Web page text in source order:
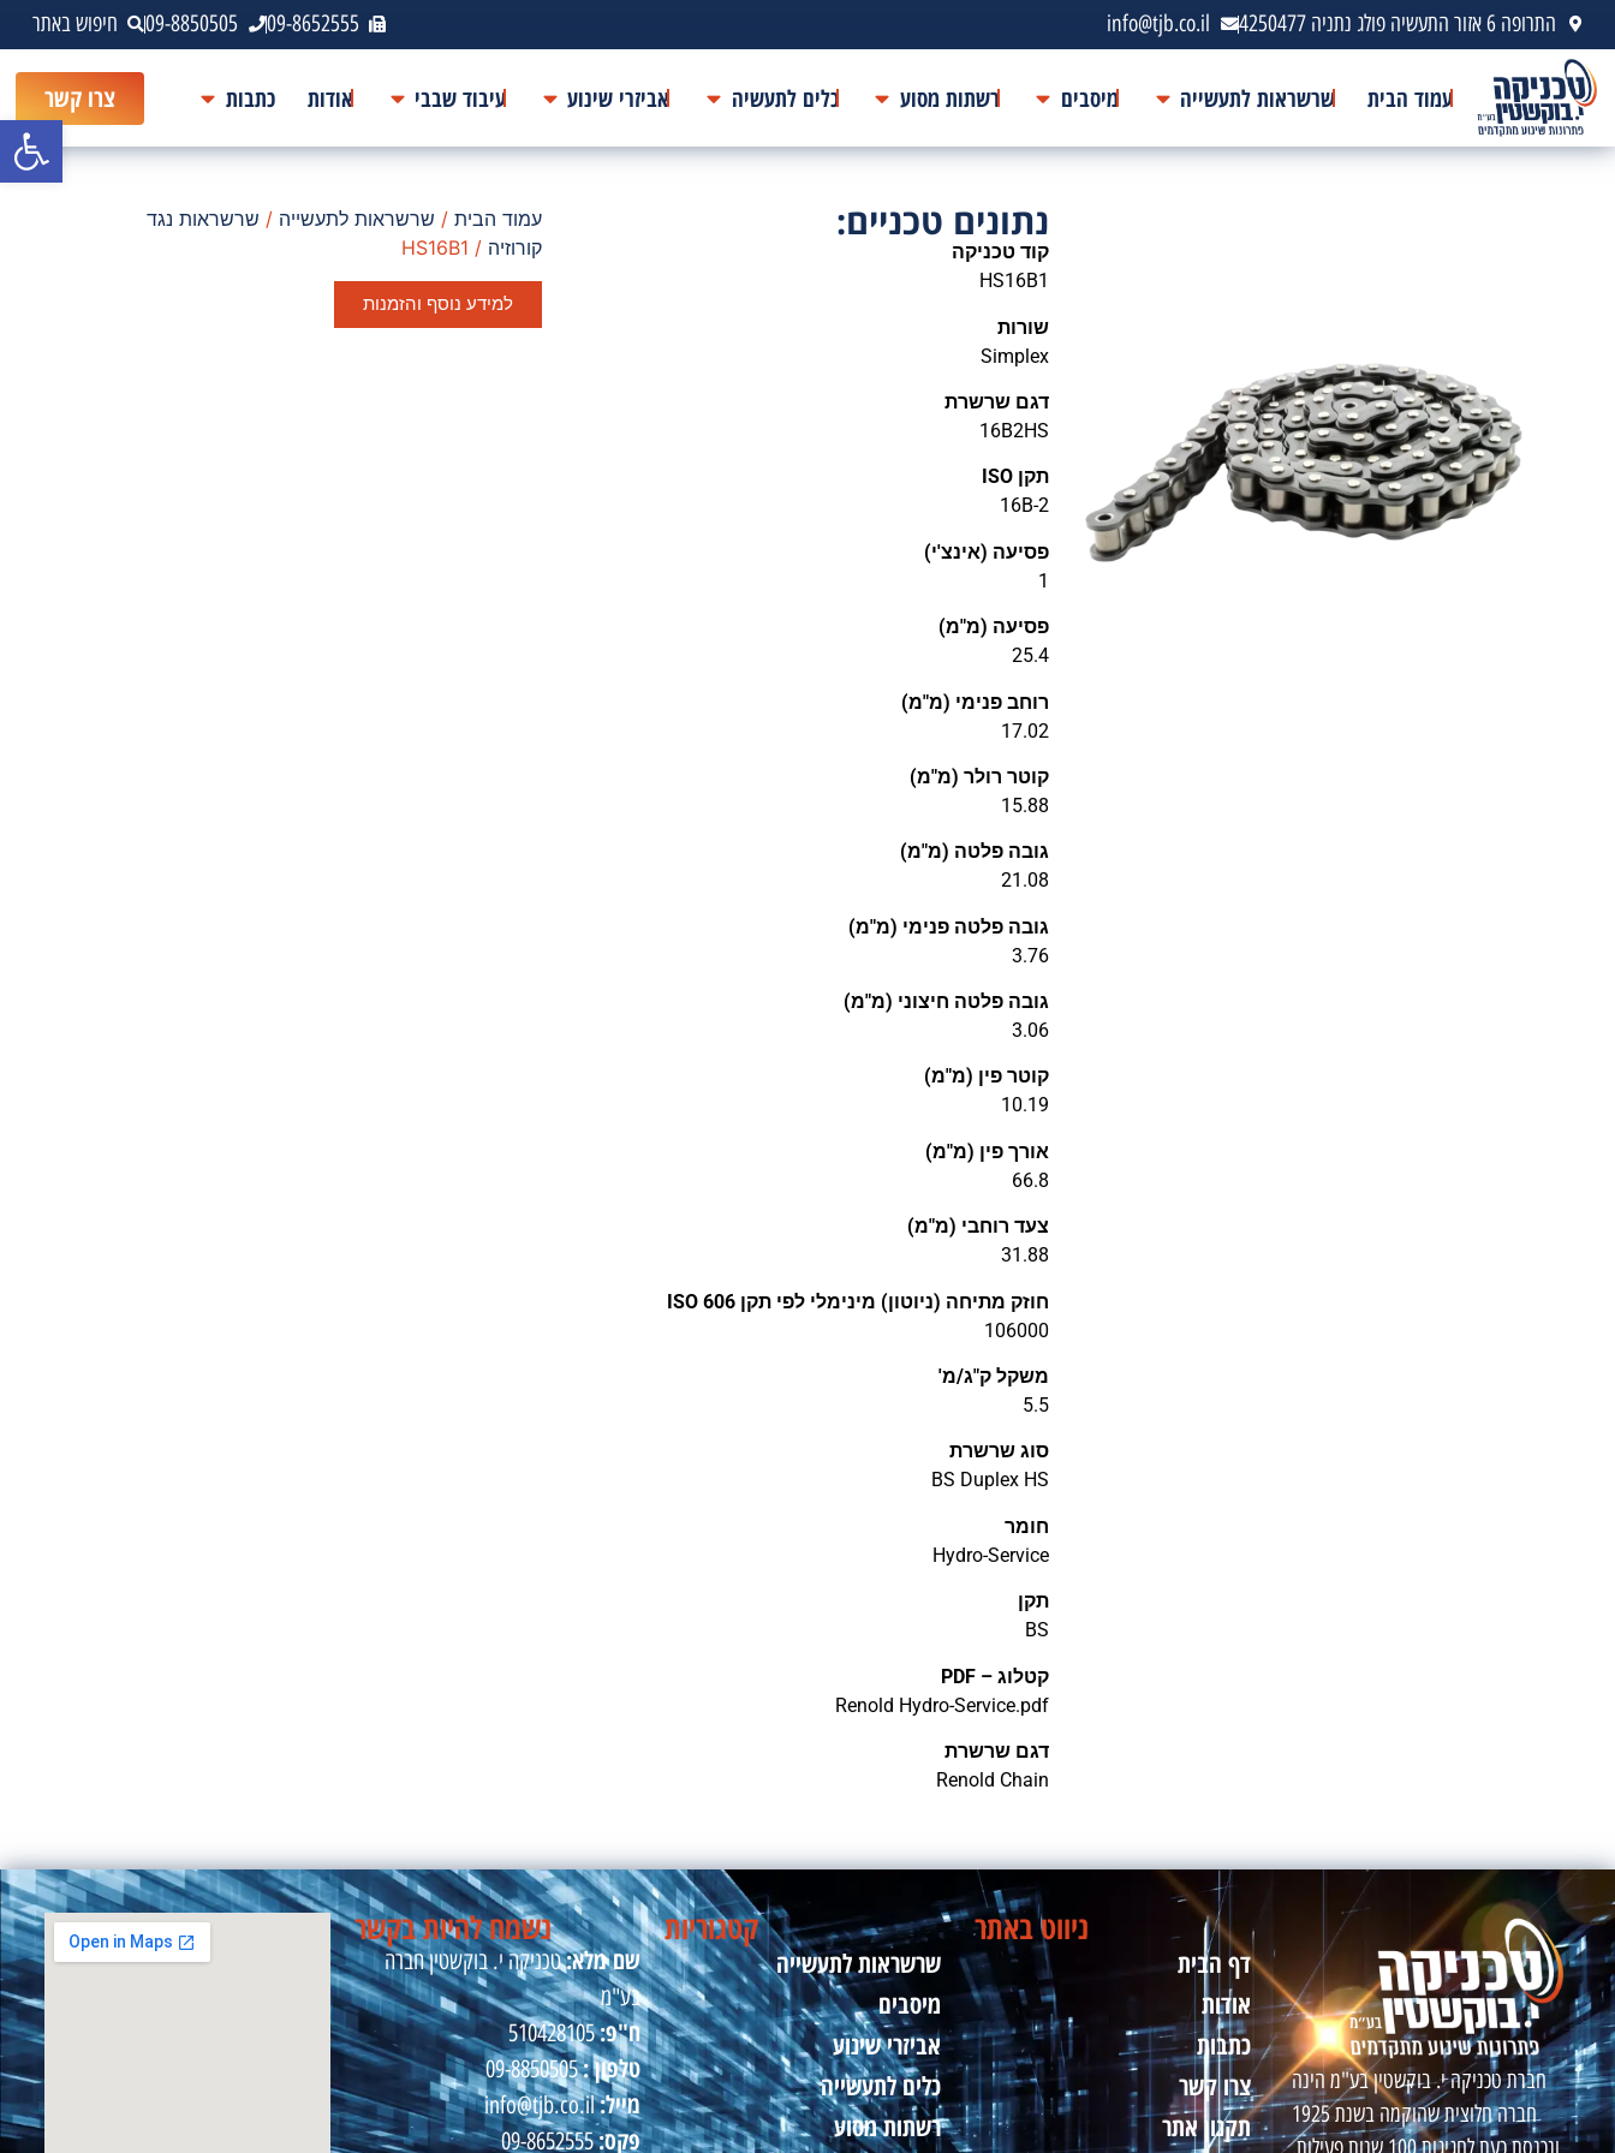
התרופה 6 אזור התעשיה פולג נתניה 4250477 info@tjb.co.il
09-8652555
09-8850505 חיפוש באתר
עמוד הבית שרשראות לתעשייה מיסבים רשתות מסוע כלים לתעשיה אביזרי שינוע עיבוד שבבי אודות כתבות צרו קשר
נתונים טכניים:
קוד טכניקה
HS16B1
שורות
Simplex
דגם שרשרת
16B2HS
תקן ISO
16B-2
פסיעה (אינצ'י)
1
פסיעה (מ"מ)
25.4
רוחב פנימי (מ"מ)
17.02
קוטר רולר (מ"מ)
15.88
גובה פלטה (מ"מ)
21.08
גובה פלטה פנימי (מ"מ)
3.76
גובה פלטה חיצוני (מ"מ)
3.06
קוטר פין (מ"מ)
10.19
אורך פין (מ"מ)
66.8
צעד רוחבי (מ"מ)
31.88
חוזק מתיחה (ניוטון) מינימלי לפי תקן ISO 606
106000
משקל ק"ג/מ'
5.5
סוג שרשרת
BS Duplex HS
חומר
Hydro-Service
תקן
BS
קטלוג – PDF
Renold Hydro-Service.pdf
דגם שרשרת
Renold Chain
עמוד הבית/ שרשראות לתעשייה / שרשראות נגד
קורוזיה / HS16B1
למידע נוסף והזמנות
חברת טכניקה י. בוקשטין בע"מ הינה
חברה חלוצית שהוקמה בשנת 1925
ונכנסת כעת לחגיגות 100 שנות פעילות.
ניווט באתר
דף הבית
אודות
כתבות
צרו קשר
תקנון אתר
קטגוריות
שרשראות לתעשייה
מיסבים
אביזרי שינוע
כלים לתעשייה
רשתות מסוע
נשמח להיות בקשר
שם מלא:טכניקה י. בוקשטין חברה
בע"מ
ח"פ:510428105
טלפון :09-8850505
מייל:info@tjb.co.il
פקס:09-8652555
פתח